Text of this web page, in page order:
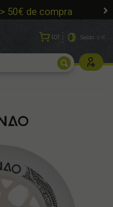
> 50€ de compra
0 Saldo:0 €
Usuarios